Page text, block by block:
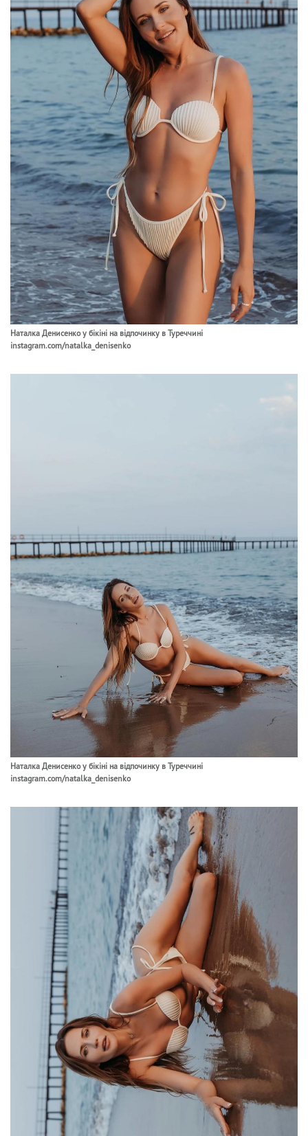
Наталка Денисенко у бікіні на відпочинку в Туреччині
instagram.com/natalka_denisenko
Наталка Денисенко у бікіні на відпочинку в Туреччині
instagram.com/natalka_denisenko